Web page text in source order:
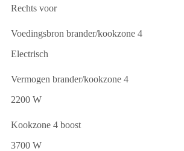
Rechts voor
Voedingsbron brander/kookzone 4
Electrisch
Vermogen brander/kookzone 4
2200 W
Kookzone 4 boost
3700 W